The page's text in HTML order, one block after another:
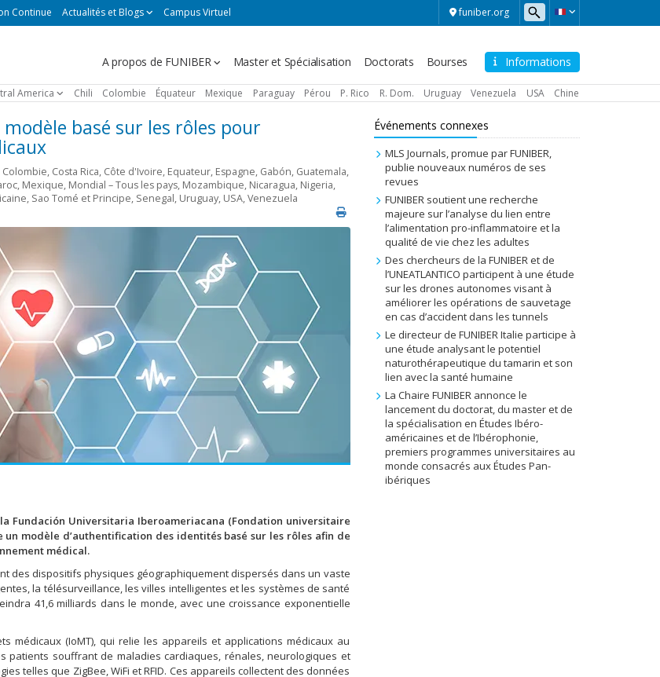
funiber.org
Continue Actualités et Blogs Campus Virtuel
Informations
Navegación
A propos de FUNIBER Master et Spécialisation Doctorats Bourses
America Chili Colombie Équateur Mexique Paraguay Pérou P. Rico R. Dom. Uruguay Venezuela USA Chine
basé sur les rôles pour
Colombie, Costa Rica, Côte d'Ivoire, Equateur, Espagne, Gabón, Guatemala,
, Mexique, Mondial – Tous les pays, Mozambique, Nicaragua, Nigeria,
, Sao Tomé et Principe, Senegal, Uruguay, USA,Venezuela
Fundación Universitaria Iberoameriacana (Fondation universitaire
modèle d’authentification des identités basé sur les rôles afin de
médical.
des dispositifs physiques géographiquement dispersés dans un vaste
la télésurveillance, les villes intelligentes et les systèmes de santé
41,6 milliards dans le monde, avec une croissance exponentielle
médicaux (IoMT), qui relie les appareils et applications médicaux au
patients souffrant de maladies cardiaques, rénales, neurologiques et
telles que ZigBee, WiFi et RFID. Ces appareils collectent des données
Événements connexes
MLS Journals, promue par FUNIBER,
publie nouveaux numéros de ses
revues
FUNIBER soutient une recherche
majeure sur l’analyse du lien entre
l’alimentation pro-inflammatoire et la
qualité de vie chez les adultes
Des chercheurs de la FUNIBER et de
l’UNEATLANTICO participent à une étude
sur les drones autonomes visant à
améliorer les opérations de sauvetage
en cas d’accident dans les tunnels
Le directeur de FUNIBER Italie participe à
une étude analysant le potentiel
naturothérapeutique du tamarin et son
lien avec la santé humaine
La Chaire FUNIBER annonce le
lancement du doctorat, du master et de
la spécialisation en Études Ibéro-
américaines et de l’Ibérophonie,
premiers programmes universitaires au
monde consacrés aux Études Pan-
ibériques